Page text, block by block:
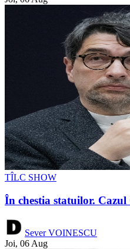
TÎLC SHOW
În chestia statuilor. Cazul
Sever VOINESCU
Joi, 06 Aug